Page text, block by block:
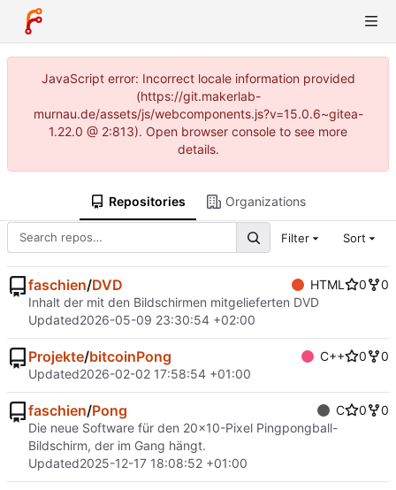
JavaScript error: Incorrect locale information provided
(https://git.makerlab-
murnau.de/assets/js/webcomponents.js?v=15.0.6~gitea-
1.22.0 @ 2:813). Open browser console to see more
details.
Repositories Organizations
Filter Sort
faschien/DVD HTML 0
0
Inhalt der mit den Bildschirmen mitgelieferten DVD
Updated2026-05-09 23:30:54 +02:00
Projekte/bitcoinPong C++ 0
0
Updated2026-02-02 17:58:54 +01:00
faschien/Pong C 0
0
Die neue Software für den 20x10-Pixel Pingpongball-
Bildschirm, der im Gang hängt.
Updated2025-12-17 18:08:52 +01:00